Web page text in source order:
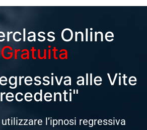
Online
Gratuita
alle Vite
l’ipnosi regressiva